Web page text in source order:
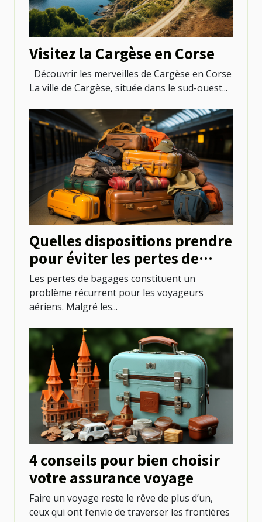
Visitez la Cargèse en Corse
Découvrir les merveilles de Cargèse en Corse
La ville de Cargèse, située dans le sud-ouest...
Quelles dispositions prendre
pour éviter les pertes de
bagages lors des voyages en
avion ?
Les pertes de bagages constituent un
problème récurrent pour les voyageurs
aériens. Malgré les...
4 conseils pour bien choisir
votre assurance voyage
Faire un voyage reste le rêve de plus d’un,
ceux qui ont l’envie de traverser les frontières